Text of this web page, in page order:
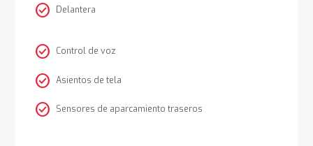
check_circle Delantera
check_circle Control de voz
check_circle Asientos de tela
check_circle Sensores de aparcamiento traseros